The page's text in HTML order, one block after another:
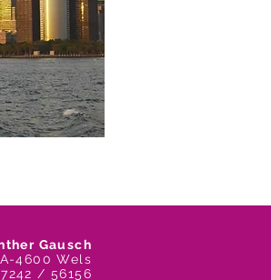
Gausch
A-4600 Wels
/ 56156